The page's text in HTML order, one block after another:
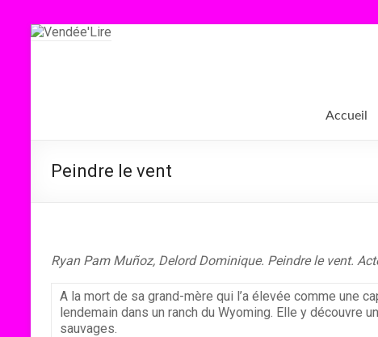
Aller
des
collégiens
Accueil
Peindre le vent
Ryan Pam Muñoz, Delord Dominique. Peindre le vent.
A la mort de sa grand-mère qui l’a élevée comme une
lendemain dans un ranch du Wyoming. Elle y découvre
sauvages.